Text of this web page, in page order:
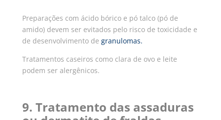
Preparações com ácido bórico e pó talco (pó de
amido) devem ser evitados pelo risco de toxicidade e
de desenvolvimento de granulomas.
Tratamentos caseiros como clara de ovo e leite
podem ser alergênicos.
9. Tratamento das assaduras